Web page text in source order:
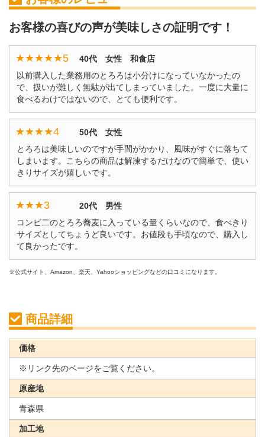
お客様の喜びの声が美味しさの証明です！
★★★★★5
40代 女性 和食店
以前購入した業務用のとろろは小分けになっていなかったの
で、扱いが難しく無駄が出てしまっていました。一度に大量に
食べるわけではないので、とても便利です。
★★★★4
50代 女性
とろろは美味しいのですが手間がかかり、風味がすぐに落ちて
しまいます。こちらの商品は解凍するだけなので簡単で、使い
きりサイズが嬉しいです。
★★★3
20代 男性
コンビ二のとろろ蕎麦に入っている量くらいなので、食べきり
サイズとしてちょうど良いです。お値段も手頃なので、購入し
て良かったです。
※公式サイト、Amazon、楽天、Yahooショッピングなどの口コミになります。
商品詳細
価格
※リンク先のページをご覧ください。
原産地
青森県
加工地